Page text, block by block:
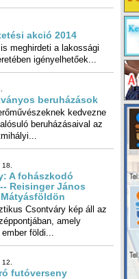
akció 2014
meghirdeti a lakossági
igényelhetőek...
beruházások
kedvezne
beruházásaival az
A fohászkodó
Reisinger János
Csontváry kép áll az
amely
földi...
futóverseny